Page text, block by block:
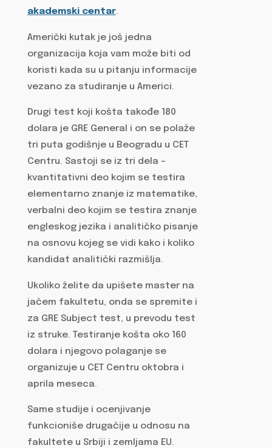
akademski centar.
Američki kutak je još jedna
organizacija koja vam može biti od
koristi kada su u pitanju informacije
vezano za studiranje u Americi.
Drugi test koji košta takođe 180
dolara je GRE General i on se polaže
tri puta godišnje u Beogradu u CET
Centru. Sastoji se iz tri dela –
kvantitativni deo kojim se testira
elementarno znanje iz matematike,
verbalni deo kojim se testira znanje
engleskog jezika i analitičko pisanje
na osnovu kojeg se vidi kako i koliko
kandidat analitički razmišlja.
Ukoliko želite da upišete master na
jačem fakultetu, onda se spremite i
za GRE Subject test, u prevodu test
iz struke. Testiranje košta oko 160
dolara i njegovo polaganje se
organizuje u CET Centru oktobra i
aprila meseca.
Same studije i ocenjivanje
funkcioniše drugačije u odnosu na
fakultete u Srbiji i zemljama EU.